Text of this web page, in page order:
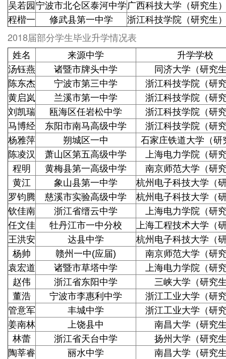
吴若园 宁波市北仑区泰河中学 广西科技大学（研究生
程楷一
修武县第一中学 浙江科技学院（研究生
2018届部分学生毕业升学情况表
姓名 来源中学
升学学校
汤钰燕
诸暨市牌头中学
同济大学（研究
陈东杰
宁波市第三中学
浙江科技学院（研
黄启岚
兰溪市第一中学
浙江科技学院（研
刘凯瑞
瓯海区任岩松中学
浙江科技学院（研
马博经
东阳市南马高级中学
浙江科技学院（研
杨雅萍
朔城区一中
石家庄铁道大学（研
陈凌汉
萧山区第五高级中学
上海电力学院（研
程明
黄梅县第一高级中学
南京师范大学（研
黄江
象山县第一中学
杭州电子科技大学（
罗钧腾
慈溪市实验高级中学
杭州电子科技大学（
钦佳南
浙江省缙云中学
上海电力学院（研
任文佳
牡丹江市一中分校
上海工程技术大学（
王洪安
达县中学
杭州电子科技大学（
杨帅
赣州一中(应届)
南京师范大学（研
袁宏道
诸暨市草塔中学
上海电力学院（研
赵伟
浙江省东阳中学
三峡大学（研究
董浩
宁波市李惠利中学
浙江工业大学（研
管意军
丰城中学
浙江工业大学（研
姜南林
上饶县中
南昌大学（研究
林蕾
浙江省天台中学
扬州大学（研究
陶莘睿
丽水中学
南昌大学（研究